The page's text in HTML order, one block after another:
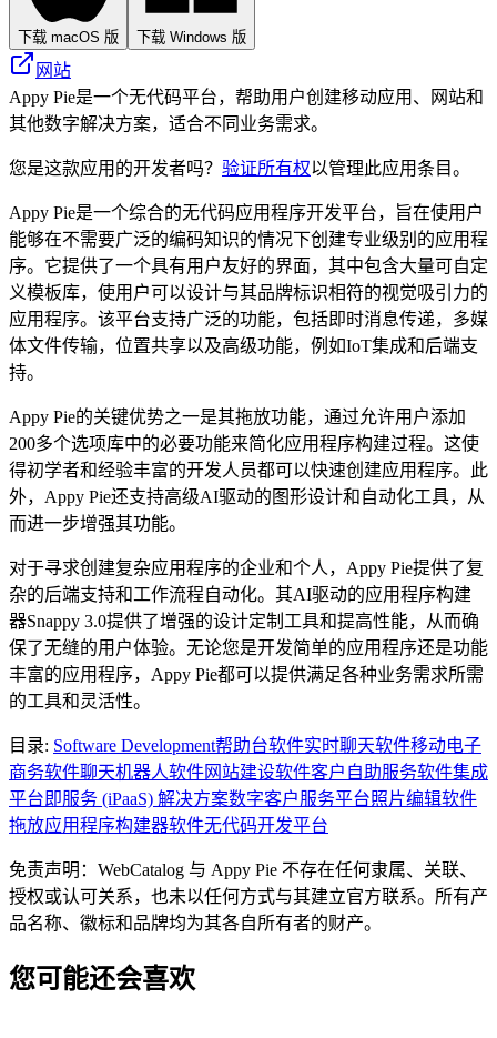
下载 macOS 版 下载 Windows 版
网站
Appy Pie是一个无代码平台，帮助用户创建移动应用、网站和
其他数字解决方案，适合不同业务需求。
您是这款应用的开发者吗？ 验证所有权以管理此应用条目。
Appy Pie是一个综合的无代码应用程序开发平台，旨在使用户
能够在不需要广泛的编码知识的情况下创建专业级别的应用程
序。它提供了一个具有用户友好的界面，其中包含大量可自定
义模板库，使用户可以设计与其品牌标识相符的视觉吸引力的
应用程序。该平台支持广泛的功能，包括即时消息传递，多媒
体文件传输，位置共享以及高级功能，例如IoT集成和后端支
持。
Appy Pie的关键优势之一是其拖放功能，通过允许用户添加
200多个选项库中的必要功能来简化应用程序构建过程。这使
得初学者和经验丰富的开发人员都可以快速创建应用程序。此
外，Appy Pie还支持高级AI驱动的图形设计和自动化工具，从
而进一步增强其功能。
对于寻求创建复杂应用程序的企业和个人，Appy Pie提供了复
杂的后端支持和工作流程自动化。其AI驱动的应用程序构建
器Snappy 3.0提供了增强的设计定制工具和提高性能，从而确
保了无缝的用户体验。无论您是开发简单的应用程序还是功能
丰富的应用程序，Appy Pie都可以提供满足各种业务需求所需
的工具和灵活性。
目录: Software Development帮助台软件实时聊天软件移动电子
商务软件聊天机器人软件网站建设软件客户自助服务软件集成
平台即服务 (iPaaS) 解决方案数字客户服务平台照片编辑软件
拖放应用程序构建器软件无代码开发平台
免责声明：WebCatalog 与 Appy Pie 不存在任何隶属、关联、
授权或认可关系，也未以任何方式与其建立官方联系。所有产
品名称、徽标和品牌均为其各自所有者的财产。
您可能还会喜欢